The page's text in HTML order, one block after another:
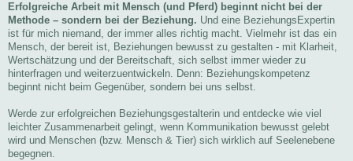
Erfolgreiche Arbeit mit Mensch (und Pferd) beginnt nicht bei der
Methode – sondern bei der Beziehung. Und eine BeziehungsExpertin
ist für mich niemand, der immer alles richtig macht. Vielmehr ist das ein
Mensch, der bereit ist, Beziehungen bewusst zu gestalten - mit Klarheit,
Wertschätzung und der Bereitschaft, sich selbst immer wieder zu
hinterfragen und weiterzuentwickeln. Denn: Beziehungskompetenz
beginnt nicht beim Gegenüber, sondern bei uns selbst.
Werde zur erfolgreichen Beziehungsgestalterin und entdecke wie viel
leichter Zusammenarbeit gelingt, wenn Kommunikation bewusst gelebt
wird und Menschen (bzw. Mensch & Tier) sich wirklich auf Seelenebene
begegnen.